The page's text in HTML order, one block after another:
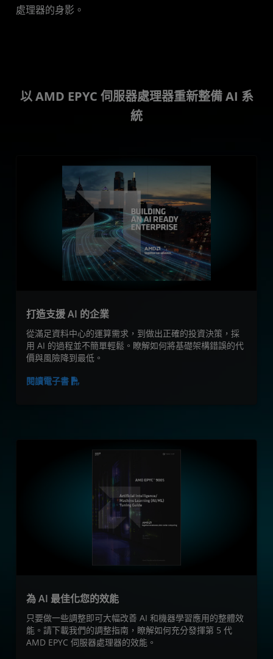
處理器的身影。
以 AMD EPYC 伺服器處理器重新整備 AI 系
統
打造支援 AI 的企業
從滿足資料中心的運算需求，到做出正確的投資決策，採
用 AI 的過程並不簡單輕鬆。瞭解如何將基礎架構錯誤的代
價與風險降到最低。
閱讀電子書
為 AI 最佳化您的效能
只要做一些調整即可大幅改善 AI 和機器學習應用的整體效
能。請下載我們的調整指南，瞭解如何充分發揮第 5 代
AMD EPYC 伺服器處理器的效能。